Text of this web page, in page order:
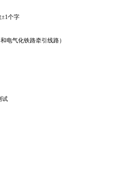
±1个字
电气化铁路牵引线路）
试